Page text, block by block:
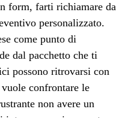
form, farti richiamare da
personalizzato.
come punto di
dal pacchetto che ti
possono ritrovarsi con
confrontare le
non avere un